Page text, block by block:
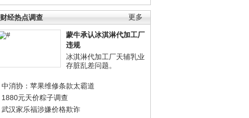
更多
财经热点调查
蒙牛承认冰淇淋代加工厂
违规
冰淇淋代加工厂天辅乳业
存脏乱差问题。
中消协：苹果维修条款太霸道
1880元天价粽子调查
武汉家乐福涉嫌价格欺诈